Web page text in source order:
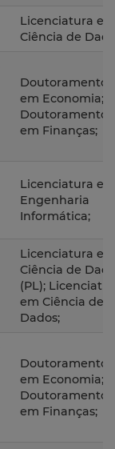
Licenciatura em
Ciência de
Doutoramento
em Economia;
Doutoramento
em Finanças;
Licenciatura em
Engenharia
Informática;
Licenciatura em
Ciência de
(PL);
em Ciência de
Dados;
Doutoramento
em Economia;
Doutoramento
em Finanças;